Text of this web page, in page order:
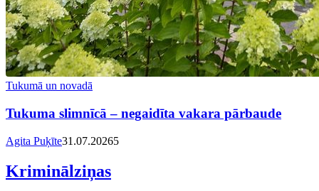
Tukumā un novadā
Tukuma slimnīcā – negaidīta vakara pārbaude
Agita Puķīte31.07.20265
Kriminālziņas